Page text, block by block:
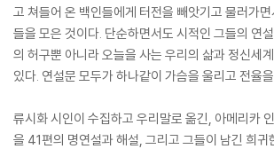
고 쳐들어 온 백인들에게 터전을 빼앗기고 물러가
들을 모은 것이다. 단순하면서도 시적인 그들의 연
의 허구뿐 아니라 오늘을 사는 우리의 삶과 정신세
있다. 연설문 모두가 하나같이 가슴을 울리고 전율
류시화 시인이 수집하고 우리말로 옮긴, 아메리카
을 41편의 명연설과 해설, 그리고 그들이 남긴 희귀